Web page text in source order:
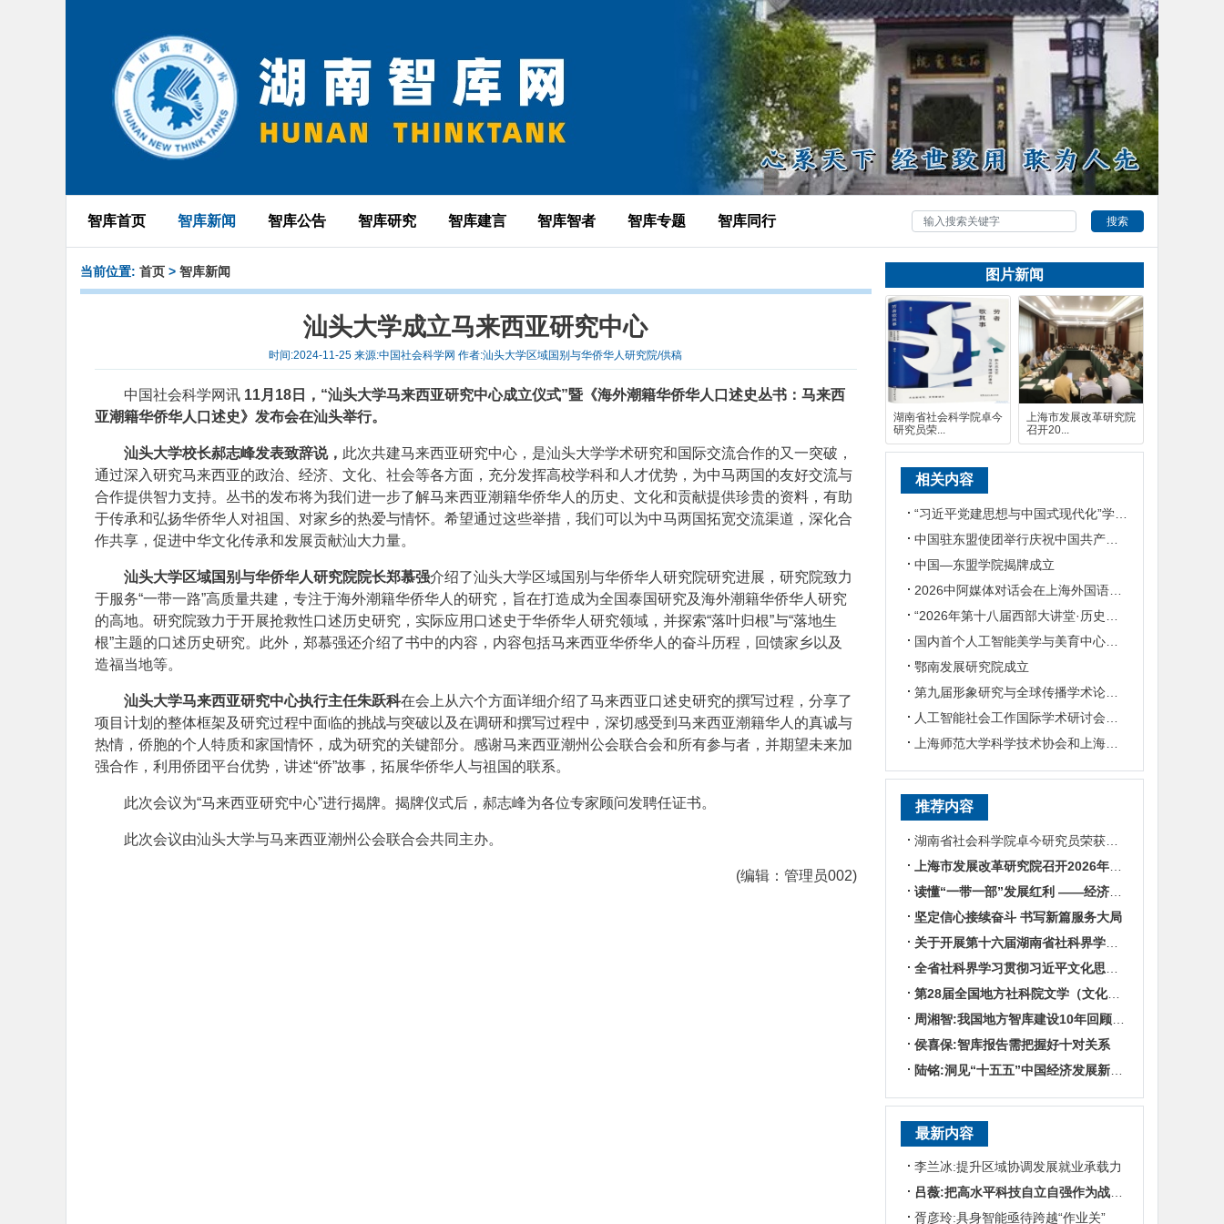
智库首页 智库新闻 智库公告 智库研究 智库建言 智库智者 智库专题 智库同行 搜索
当前位置: 首页 > 智库新闻
汕头大学成立马来西亚研究中心
时间:2024-11-25 来源:中国社会科学网 作者:汕头大学区域国别与华侨华人研究院/供稿
中国社会科学网讯 11月18日，“汕头大学马来西亚研究中心成立仪式”暨《海外潮籍华侨华人口述史丛书：马来西
亚潮籍华侨华人口述史》发布会在汕头举行。
汕头大学校长郝志峰发表致辞说， 此次共建马来西亚研究中心，是汕头大学学术研究和国际交流合作的又一突破，
通过深入研究马来西亚的政治、经济、文化、社会等各方面，充分发挥高校学科和人才优势，为中马两国的友好交流与
合作提供智力支持。丛书的发布将为我们进一步了解马来西亚潮籍华侨华人的历史、文化和贡献提供珍贵的资料，有助
于传承和弘扬华侨华人对祖国、对家乡的热爱与情怀。希望通过这些举措，我们可以为中马两国拓宽交流渠道，深化合
作共享，促进中华文化传承和发展贡献汕大力量。
汕头大学区域国别与华侨华人研究院院长郑慕强介绍了汕头大学区域国别与华侨华人研究院研究进展，研究院致力
于服务“一带一路”高质量共建，专注于海外潮籍华侨华人的研究，旨在打造成为全国泰国研究及海外潮籍华侨华人研究
的高地。研究院致力于开展抢救性口述历史研究，实际应用口述史于华侨华人研究领域，并探索“落叶归根”与“落地生
根”主题的口述历史研究。此外，郑慕强还介绍了书中的内容，内容包括马来西亚华侨华人的奋斗历程，回馈家乡以及
造福当地等。
汕头大学马来西亚研究中心执行主任朱跃科在会上从六个方面详细介绍了马来西亚口述史研究的撰写过程，分享了
项目计划的整体框架及研究过程中面临的挑战与突破以及在调研和撰写过程中，深切感受到马来西亚潮籍华人的真诚与
热情，侨胞的个人特质和家国情怀，成为研究的关键部分。感谢马来西亚潮州公会联合会和所有参与者，并期望未来加
强合作，利用侨团平台优势，讲述“侨”故事，拓展华侨华人与祖国的联系。
此次会议为“马来西亚研究中心”进行揭牌。揭牌仪式后，郝志峰为各位专家顾问发聘任证书。
此次会议由汕头大学与马来西亚潮州公会联合会共同主办。
(编辑：管理员002)
图片新闻
湖南省社会科学院卓今
研究员荣...
上海市发展改革研究院
召开20...
相关内容
“习近平党建思想与中国式现代化”学术研讨会在华东政法大学举行
中国驻东盟使团举行庆祝中国共产党成立105周年媒体智库交流会
中国—东盟学院揭牌成立
2026中阿媒体对话会在上海外国语大学举行
国内首个人工智能美学与美育中心在南开大学成立
鄂南发展研究院成立
第九届形象研究与全球传播学术论坛在上海外国语大学举行
上海师范大学科学技术协会和上海师范大学社会科学联合会在沪成立
推荐内容
湖南省社会科学院卓今研究员荣获第九届鲁迅文学奖
上海市发展改革研究院召开2026年半年度工作会议
读懂“一带一部”发展红利 ——经济学专家谈湖南区位优势
坚定信心接续奋斗 书写新篇服务大局
关于开展第十六届湖南省社科界学术年会征文活动的通知
第28届全国地方社科院文学（文化）所所长联席会暨“数智时代地方文化IP建设”学术研讨
周湘智:我国地方智库建设10年回顾与展望
侯喜保:智库报告需把握好十对关系
陆铭:洞见“十五五”中国经济发展新趋势——对话上海交通大学中国发展研究院执行院长陆铭
最新内容
李兰冰:提升区域协调发展就业承载力
吕薇:把高水平科技自立自强作为战略支撑
胥彦玲:具身智能亟待跨越“作业关”